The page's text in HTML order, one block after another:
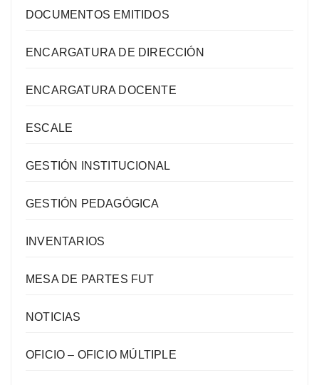
DOCUMENTOS EMITIDOS
ENCARGATURA DE DIRECCIÓN
ENCARGATURA DOCENTE
ESCALE
GESTIÓN INSTITUCIONAL
GESTIÓN PEDAGÓGICA
INVENTARIOS
MESA DE PARTES FUT
NOTICIAS
OFICIO – OFICIO MÚLTIPLE